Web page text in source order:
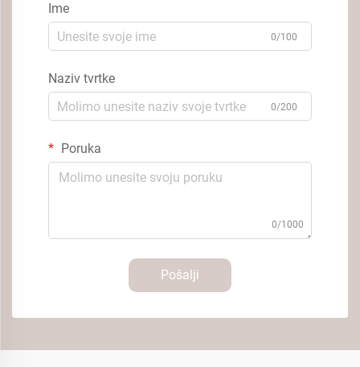
Ime
0/100
Naziv tvrtke
0/200
Poruka
0/1000
Pošalji